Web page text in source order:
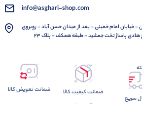
info@asghari-shop.com
- خیابان امام خمینی - بعد از میدان حسن آباد - روبروی
پاساژ تخت جمشید - طبقه همکف - پلاک 23
سریع
ضمانت کیفیت کالا ضمانت تعویض کالا